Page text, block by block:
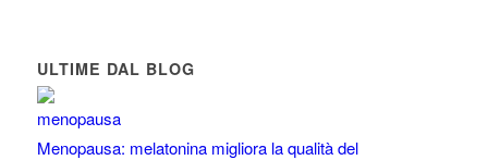
ULTIME DAL BLOG
Menopausa: melatonina migliora la qualità del